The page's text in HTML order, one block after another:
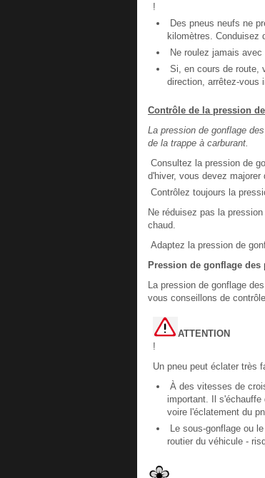
!
Des pneus neufs ne
kilomètres. Conduisez
Ne roulez jamais
Si, en cours de route,
direction, arrêtez-vous
Contrôle de la pression
La pression de gonflage
de la trappe à carburant.
Consultez la pression de
d'hiver, vous devez
Contrôlez toujours la
Ne réduisez pas la
chaud.
Adaptez la pression de
Pression de gonflage des
La pression de gonflage
vous conseillons de
ATTENTION
!
Un pneu peut éclater très
À des vitesses de
important. Il s'échauffe
voire l'éclatement du
Le sous-gonflage ou
routier du véhicule -